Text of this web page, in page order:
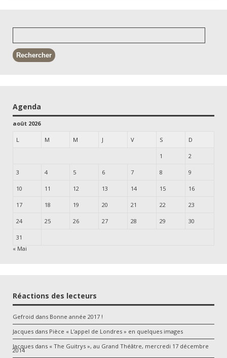
Agenda
août 2026
L M M J V S D
1 2
3 4 5 6 7 8 9
10 11 12 13 14 15 16
17 18 19 20 21 22 23
24 25 26 27 28 29 30
31
« Mai
Réactions des lecteurs
Gefroid dans Bonne année 2017 !
Jacques dans Pièce « L’appel de Londres » en quelques images
Jacques dans « The Guitrys », au Grand Théâtre, mercredi 17 décembre
2014